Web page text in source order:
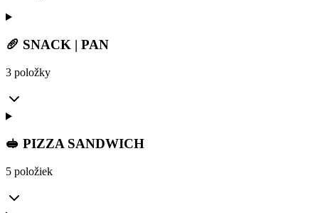
🥖 SNACK | PAN
3 položky
🥪 PIZZA SANDWICH
5 položiek